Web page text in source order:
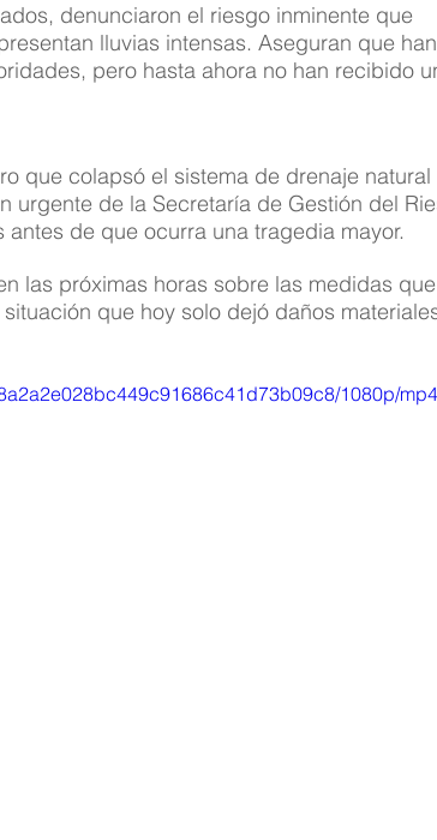
denunciaron el riesgo inminente que
lluvias intensas. Aseguran que han
pero hasta ahora no han recibido
que colapsó el sistema de drenaje natural
urgente de la Secretaría de Gestión del
de que ocurra una tragedia mayor.
las próximas horas sobre las medidas
que hoy solo dejó daños
1080p/